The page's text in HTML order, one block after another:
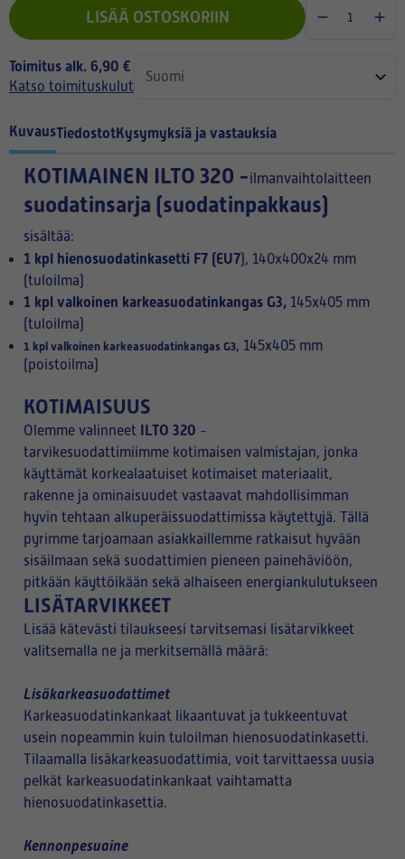
LISÄÄ OSTOSKORIIN
Toimitus alk. 6,90 €
Katso toimituskulut
KuvausTiedostotKysymyksiä ja vastauksia
KOTIMAINEN ILTO 320 -ilmanvaihtolaitteen
suodatinsarja (suodatinpakkaus)
sisältää:
1 kpl hienosuodatinkasetti F7 (EU7), 140x400x24 mm
(tuloilma)
1 kpl valkoinen karkeasuodatinkangas G3, 145x405 mm
(tuloilma)
1 kpl valkoinen karkeasuodatinkangas G3, 145x405 mm
(poistoilma)
KOTIMAISUUS
Olemme valinneet ILTO 320 -
tarvikesuodattimiimme kotimaisen valmistajan, jonka
käyttämät korkealaatuiset kotimaiset materiaalit,
rakenne ja ominaisuudet vastaavat mahdollisimman
hyvin tehtaan alkuperäissuodattimissa käytettyjä. Tällä
pyrimme tarjoamaan asiakkaillemme ratkaisut hyvään
sisäilmaan sekä suodattimien pieneen painehäviöön,
pitkään käyttöikään sekä alhaiseen energiankulutukseen
LISÄTARVIKKEET
Lisää kätevästi tilaukseesi tarvitsemasi lisätarvikkeet
valitsemalla ne ja merkitsemällä määrä:
Lisäkarkeasuodattimet
Karkeasuodatinkankaat likaantuvat ja tukkeentuvat
usein nopeammin kuin tuloilman hienosuodatinkasetti.
Tilaamalla lisäkarkeasuodattimia, voit tarvittaessa uusia
pelkät karkeasuodatinkankaat vaihtamatta
hienosuodatinkasettia.
Kennonpesuaine